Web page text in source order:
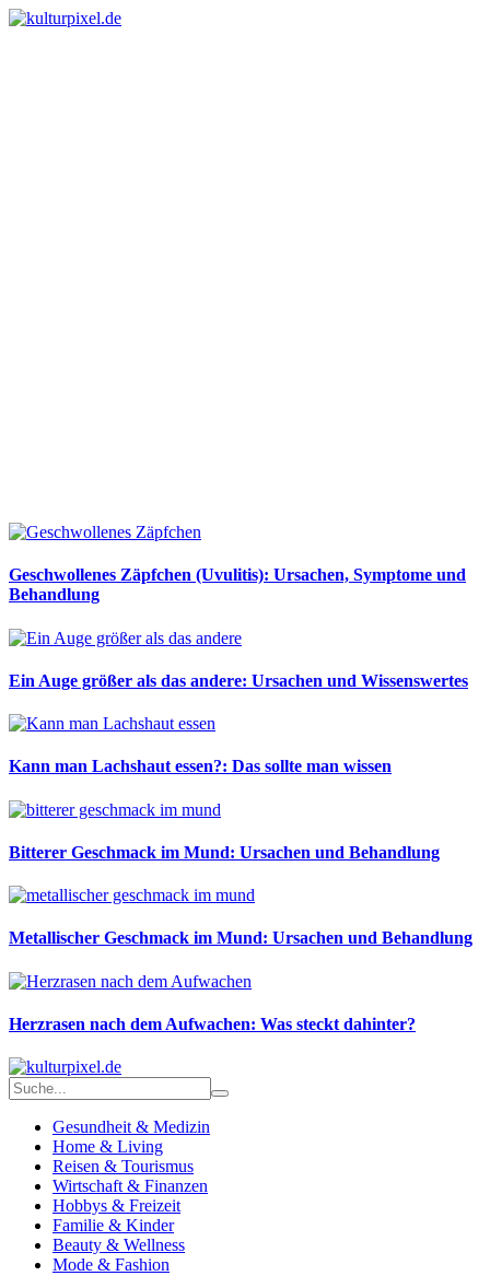
Geschwollenes Zäpfchen (Uvulitis): Ursachen, Symptome und
Behandlung
Ein Auge größer als das andere: Ursachen und Wissenswertes
Kann man Lachshaut essen?: Das sollte man wissen
Bitterer Geschmack im Mund: Ursachen und Behandlung
Metallischer Geschmack im Mund: Ursachen und Behandlung
Herzrasen nach dem Aufwachen: Was steckt dahinter?
Gesundheit & Medizin
Home & Living
Reisen & Tourismus
Wirtschaft & Finanzen
Hobbys & Freizeit
Familie & Kinder
Beauty & Wellness
Mode & Fashion